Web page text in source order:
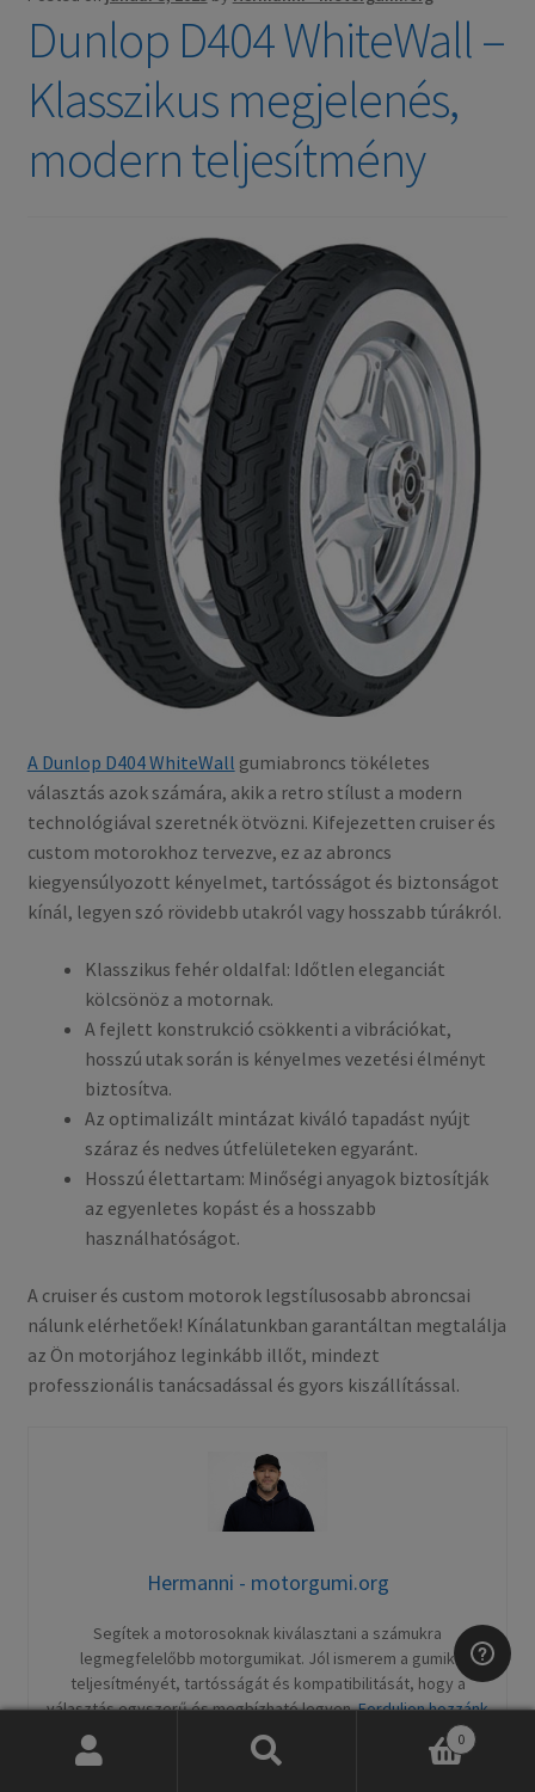
Dunlop D404 WhiteWall –
Klasszikus megjelenés,
modern teljesítmény
A Dunlop D404 WhiteWall gumiabroncs tökéletes
választás azok számára, akik a retro stílust a modern
technológiával szeretnék ötvözni. Kifejezetten cruiser és
custom motorokhoz tervezve, ez az abroncs
kiegyensúlyozott kényelmet, tartósságot és biztonságot
kínál, legyen szó rövidebb utakról vagy hosszabb túrákról.
Klasszikus fehér oldalfal: Időtlen eleganciát
kölcsönöz a motornak.
A fejlett konstrukció csökkenti a vibrációkat,
hosszú utak során is kényelmes vezetési élményt
biztosítva.
Az optimalizált mintázat kiváló tapadást nyújt
száraz és nedves útfelületeken egyaránt.
Hosszú élettartam: Minőségi anyagok biztosítják
az egyenletes kopást és a hosszabb
használhatóságot.
A cruiser és custom motorok legstílusosabb abroncsai
nálunk elérhetőek! Kínálatunkban garantáltan megtalálja
az Ön motorjához leginkább illőt, mindezt
professzionális tanácsadással és gyors kiszállítással.
Hermanni - motorgumi.org
Segítek a motorosoknak kiválasztani a számukra
legmegfelelőbb motorgumikat. Jól ismerem a gumik
teljesítményét, tartósságát és kompatibilitását, hogy a
választás egyszerű és megbízható legyen.Forduljon hozzánk
bizalommal
Keresés
0